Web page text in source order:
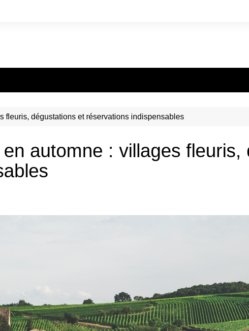
fleuris, dégustations et réservations indispensables
en automne : villages fleuris,